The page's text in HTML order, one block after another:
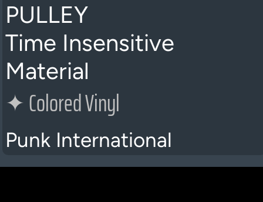
PULLEY
Time Insensitive
Material
✦Colored Vinyl
Punk International